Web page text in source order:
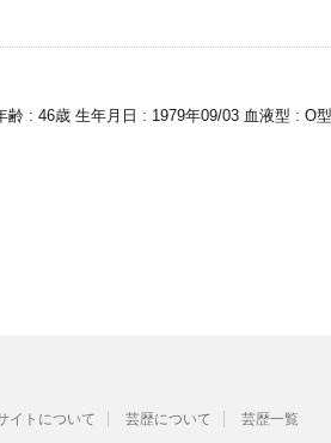
齢 : 46歳 生年月日 : 1979年09/03 血液型 :
イトについて 芸歴について 芸歴一覧